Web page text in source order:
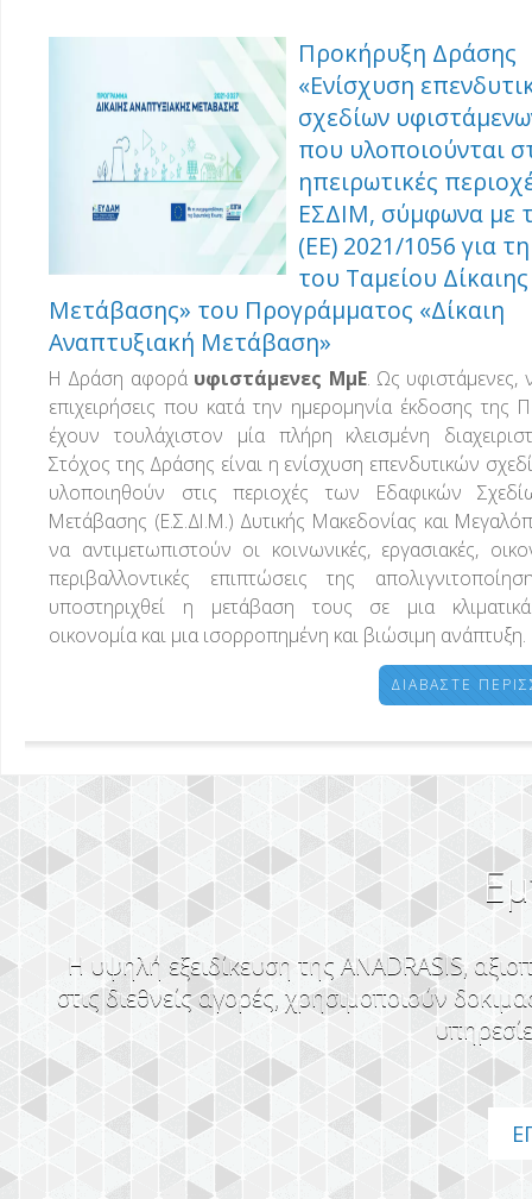
Προκήρυξη Δράσης
«Ενίσχυση
σχεδίων
που υλοποιούνται
ηπειρωτικές
ΕΣΔΙΜ, σύμφωνα με
(ΕΕ) 2021/1056 για
του Ταμείου Δίκαιης
Μετάβασης» του Προγράμματος «Δίκαιη
Αναπτυξιακή Μετάβαση»
Η Δράση αφορά υφιστάμενες ΜμΕ. Ως υφιστάμενες,
επιχειρήσεις που κατά την ημερομηνία έκδοσης της
έχουν τουλάχιστον μία πλήρη κλεισμένη
Στόχος της Δράσης είναι η ενίσχυση επενδυτικών
υλοποιηθούν στις περιοχές των Εδαφικών
Μετάβασης (Ε.Σ.ΔΙ.Μ.) Δυτικής Μακεδονίας και
να αντιμετωπιστούν οι κοινωνικές, εργασιακές,
περιβαλλοντικές επιπτώσεις της
υποστηριχθεί η μετάβαση τους σε μια
οικονομία και μια ισορροπημένη και βιώσιμη ανάπτυξη.
ΔΙΑΒΆΣΤΕ
Η υψηλή εξειδίκευση της ANADRASIS,
στις διεθνείς αγορές, χρησιμοποιούν